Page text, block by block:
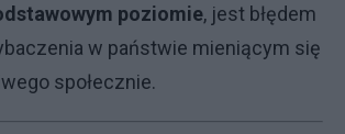
poziomie, jest błędem
w państwie mieniącym się
społecznie.